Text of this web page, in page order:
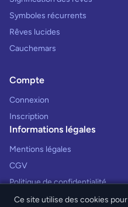
Symboles récurrents
Rêves lucides
Cauchemars
Compte
Connexion
Inscription
Informations légales
Mentions légales
CGV
Politique de confidentialité
Ce site utilise des cookies pour